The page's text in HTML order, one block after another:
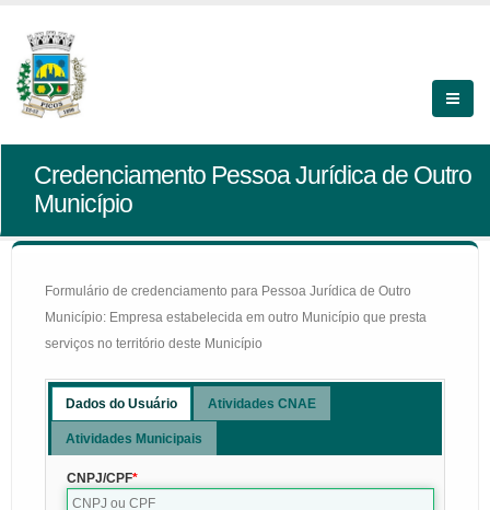
Credenciamento Pessoa Jurídica de Outro
Município
Formulário de credenciamento para Pessoa Jurídica de Outro
Município: Empresa estabelecida em outro Município que presta
serviços no território deste Município
Dados do Usuário Atividades CNAE
Atividades Municipais
CNPJ/CPF